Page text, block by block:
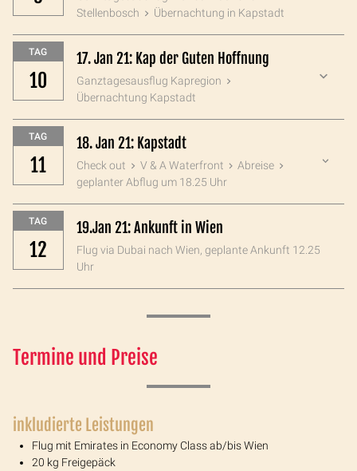
Stellenbosch
Übernachtung in Kapstadt
TAG
10
17. Jan 21: Kap der Guten Hoffnung
Ganztagesausflug Kapregion
Übernachtung Kapstadt
TAG
11
18. Jan 21: Kapstadt
Check out V & A Waterfront
Abreise
geplanter Abflug um 18.25 Uhr
TAG
12
19.Jan 21: Ankunft in Wien
Flug via Dubai nach Wien, geplante Ankunft 12.25
Uhr
Termine und Preise
inkludierte Leistungen
Flug mit Emirates in Economy Class ab/bis Wien
20 kg Freigepäck